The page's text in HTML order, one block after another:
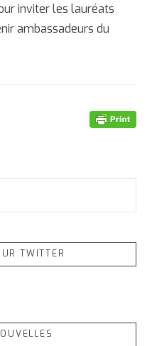
inviter les lauréats
ambassadeurs du
TWITTER